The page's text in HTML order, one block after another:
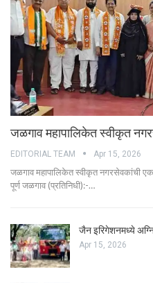
जळगाव महापालिकेत स्वीकृत
EDITORIAL TEAM Apr 15, 2026
जळगाव महापालिकेत स्वीकृत नगरसेवकांची
पूर्ण जळगाव (प्रतिनिधी):-…
जैन इरिगेशनमध्ये
Apr 15, 2026